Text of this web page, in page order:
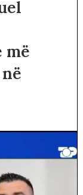
më